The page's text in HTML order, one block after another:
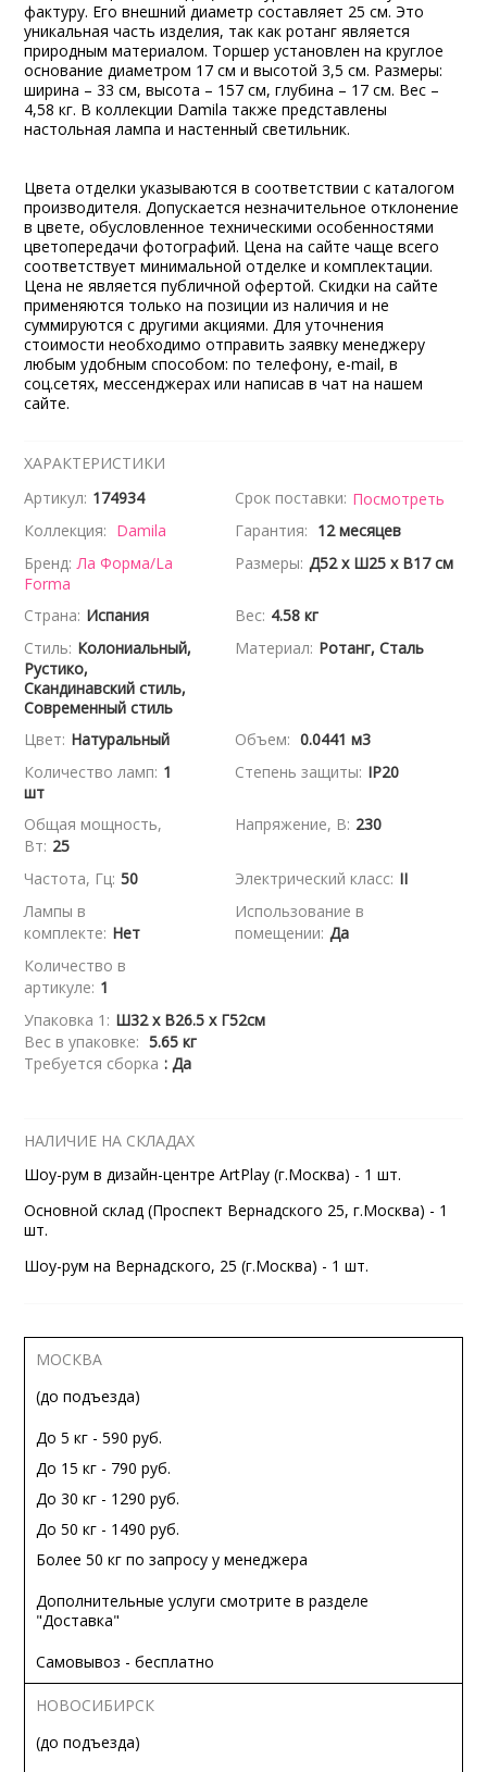
фактуру. Его внешний диаметр составляет 25 см. Это
уникальная часть изделия, так как ротанг является
природным материалом. Торшер установлен на круглое
основание диаметром 17 см и высотой 3,5 см. Размеры:
ширина – 33 см, высота – 157 см, глубина – 17 см. Вес –
4,58 кг. В коллекции Damila также представлены
настольная лампа и настенный светильник.
Цвета отделки указываются в соответствии с каталогом
производителя. Допускается незначительное отклонение
в цвете, обусловленное техническими особенностями
цветопередачи фотографий. Цена на сайте чаще всего
соответствует минимальной отделке и комплектации.
Цена не является публичной офертой. Скидки на сайте
применяются только на позиции из наличия и не
суммируются с другими акциями. Для уточнения
стоимости необходимо отправить заявку менеджеру
любым удобным способом: по телефону, e-mail, в
соц.сетях, мессенджерах или написав в чат на нашем
сайте.
ХАРАКТЕРИСТИКИ
Артикул: 174934 Срок поставки: Посмотреть
Коллекция: Damila Гарантия: 12 месяцев
Бренд: Ла Форма/La
Forma
Размеры: Д52 x Ш25 x В17 см
Страна: Испания Вес: 4.58 кг
Стиль: Колониальный,
Рустико,
Скандинавский стиль,
Современный стиль
Материал: Ротанг, Сталь
Цвет: Натуральный Объем: 0.0441 м3
Количество ламп: 1
шт
Степень защиты: IP20
Общая мощность,
Вт: 25
Напряжение, В: 230
Частота, Гц: 50 Электрический класс: II
Лампы в
комплекте: Нет
Использование в
помещении: Да
Количество в
артикуле: 1
Упаковка 1: Ш32 x В26.5 x Г52см
Вес в упаковке: 5.65 кг
Требуется сборка : Да
НАЛИЧИЕ НА СКЛАДАХ
Шоу-рум в дизайн-центре ArtPlay (г.Москва) - 1 шт.
Основной склад (Проспект Вернадского 25, г.Москва) - 1
шт.
Шоу-рум на Вернадского, 25 (г.Москва) - 1 шт.
МОСКВА
(до подъезда)
До 5 кг - 590 руб.
До 15 кг - 790 руб.
До 30 кг - 1290 руб.
До 50 кг - 1490 руб.
Более 50 кг по запросу у менеджера
Дополнительные услуги смотрите в разделе
"Доставка"
Самовывоз - бесплатно
НОВОСИБИРСК
(до подъезда)